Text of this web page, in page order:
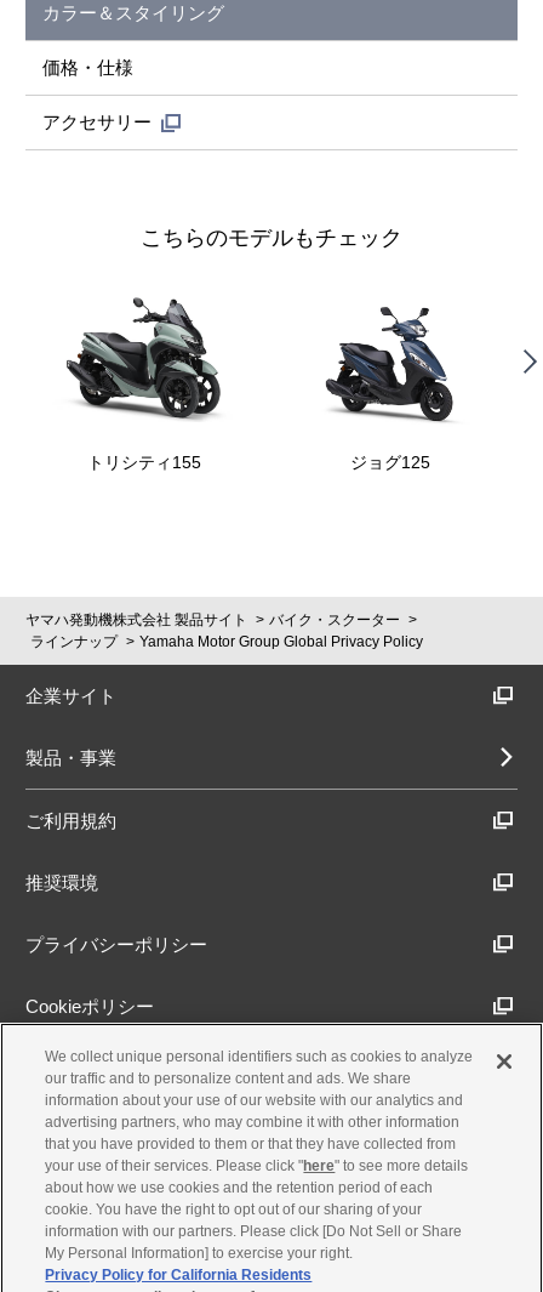
カラー＆スタイリング
価格・仕様
アクセサリー
こちらのモデルもチェック
トリシティ155 ジョグ125
ヤマハ発動機株式会社 製品サイト
バイク・スクーター
ラインナップ
Yamaha Motor Group Global Privacy Policy
企業サイト
製品・事業
ご利用規約
推奨環境
プライバシーポリシー
Cookieポリシー
アクセシビリティ方針
古物営業法に基づく表示
製品・事業のお問合せ
We collect unique personal identifiers such as cookies to analyze
our traffic and to personalize content and ads. We share
information about your use of our website with our analytics and
advertising partners, who may combine it with other information
that you have provided to them or that they have collected from
your use of their services. Please click "here" to see more details
about how we use cookies and the retention period of each
cookie. You have the right to opt out of our sharing of your
information with our partners. Please click [Do Not Sell or Share
My Personal Information] to exercise your right.
Privacy Policy for California Residents